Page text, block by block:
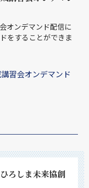
オンデマンド配信に
をすることができま
習会オンデマンド
ろしま未来協創